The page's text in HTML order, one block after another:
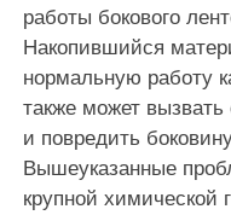
работы бокового
Накопившийся
нормальную работу
также может
и повредить
Вышеуказанные
крупной